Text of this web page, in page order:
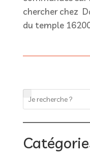
chercher chez
du temple